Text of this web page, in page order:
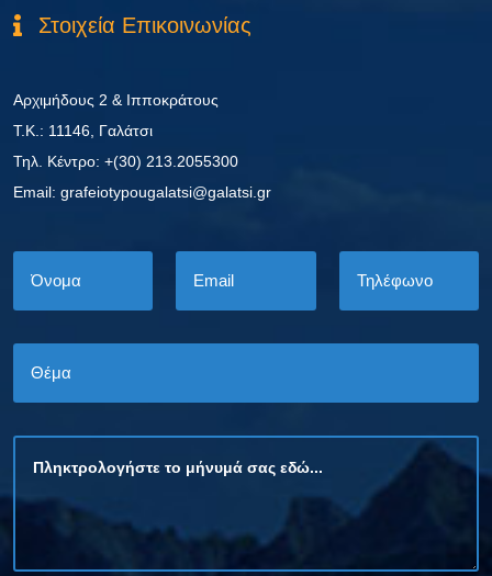
Στοιχεία Επικοινωνίας
Αρχιμήδους 2 & Ιπποκράτους
Τ.Κ.: 11146, Γαλάτσι
Τηλ. Κέντρο: +(30) 213.2055300
Εmail: grafeiotypougalatsi@galatsi.gr